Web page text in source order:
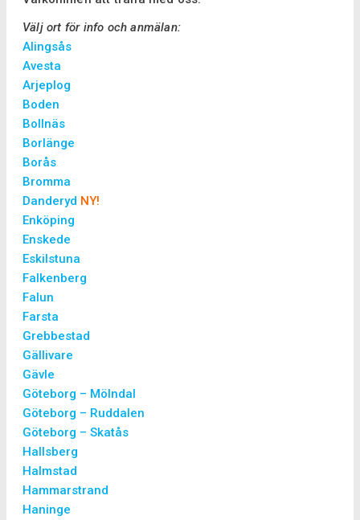
Välj ort för info och anmälan:
Alingsås
Avesta
Arjeplog
Boden
Bollnäs
Borlänge
Borås
Bromma
Danderyd NY!
Enköping
Enskede
Eskilstuna
Falkenberg
Falun
Farsta
Grebbestad
Gällivare
Gävle
Göteborg – Mölndal
Göteborg – Ruddalen
Göteborg – Skatås
Hallsberg
Halmstad
Hammarstrand
Haninge